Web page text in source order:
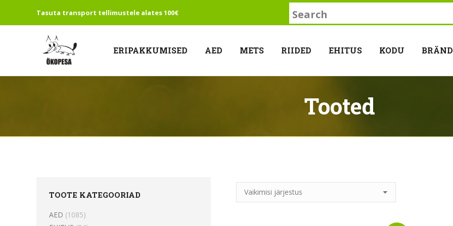
Tasuta transport tellimustele alates 100€
Search:
ERIPAKKUMISED AED METS RIIDED EHITUS KODU
Tooted
TOOTE KATEGOORIAD
AED (1085)